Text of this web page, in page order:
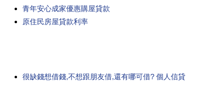
青年安心成家優惠購屋貸款
原住民房屋貸款利率
很缺錢想借錢,不想跟朋友借,還有哪可借? 個人信貸